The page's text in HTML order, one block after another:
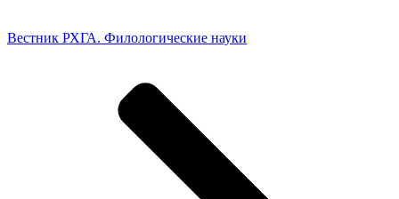
Вестник РХГА. Филологические науки